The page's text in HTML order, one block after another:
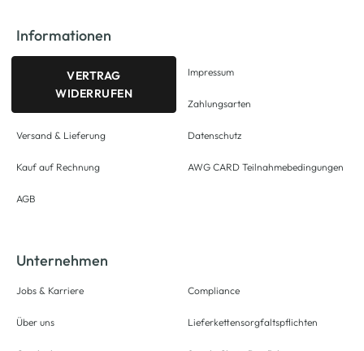
Informationen
VERTRAG
WIDERRUFEN
Versand & Lieferung
Kauf auf Rechnung
AGB
Impressum
Zahlungsarten
Datenschutz
AWG CARD Teilnahmebedingungen
Unternehmen
Jobs & Karriere
Über uns
Compliance
Lieferkettensorgfaltspflichten